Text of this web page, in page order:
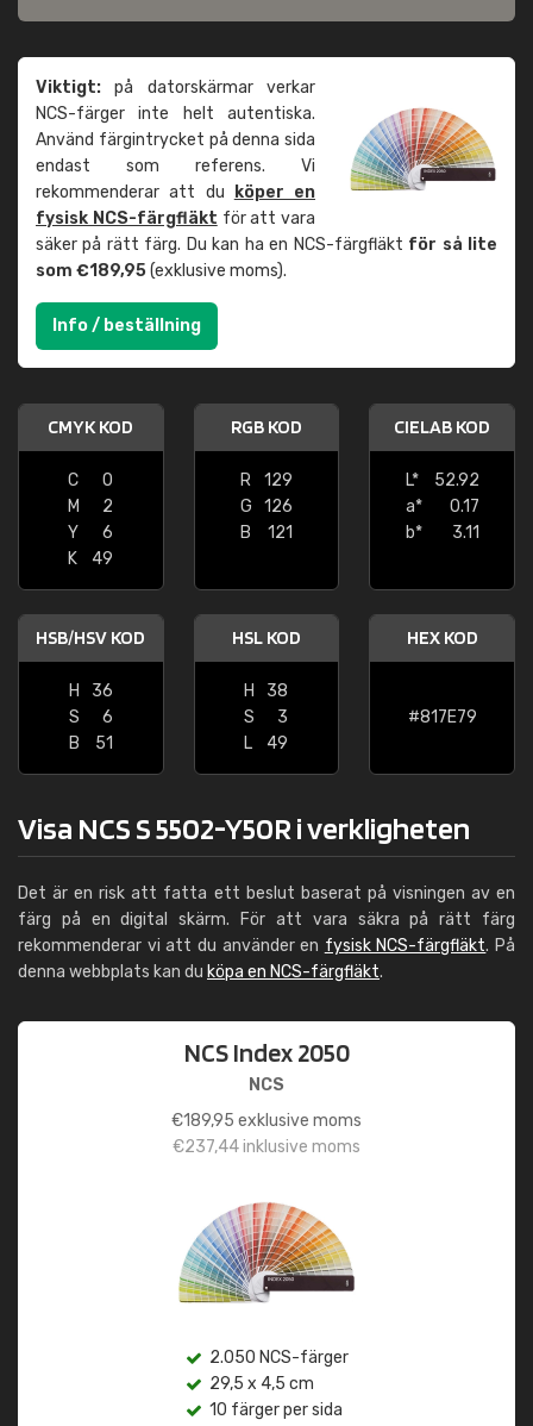
Viktigt: på datorskärmar verkar
NCS-färger inte helt autentiska.
Använd färgintrycket på denna sida
endast som referens. Vi
rekommenderar att du
köper en
fysisk NCS-färgfläkt för att vara
säker på rätt färg. Du kan ha en NCS-färgfläkt för så lite
som €189,95(exklusive moms).
Info / beställning
CMYK KOD
C
0
M
2
Y
6
K
49
RGB KOD
R
129
G
126
B
121
CIELAB KOD
L*
52.92
a*
0.17
b*
3.11
HSB/HSV KOD
H
36
S
6
B
51
HSL KOD
H
38
S
3
L
49
HEX KOD
#817E79
Visa NCS S 5502-Y50R i verkligheten
Det är en risk att fatta ett beslut baserat på visningen av en
färg på en digital skärm. För att vara säkra på rätt färg
rekommenderar vi att du använder en fysisk NCS-färgfläkt. På
denna webbplats kan du köpa en NCS-färgfläkt.
NCS Index 2050
NCS
€189,95 exklusive moms
€237,44inklusive moms
2.050 NCS-färger
29,5 x 4,5 cm
10 färger per sida